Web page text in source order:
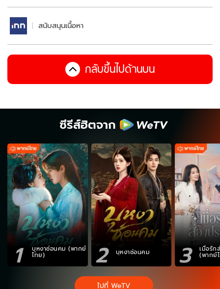
สนับสนุนเนื้อหา
กลับขึ้นไปด้านบน
ซีรีส์ฮิตจาก
1 บุหงาซ่อนคม (พากย์
ไทย) 2 บุหงาซ่อนคม 3 เมื่อรัก
(พากย์
ไปที่ WeTV